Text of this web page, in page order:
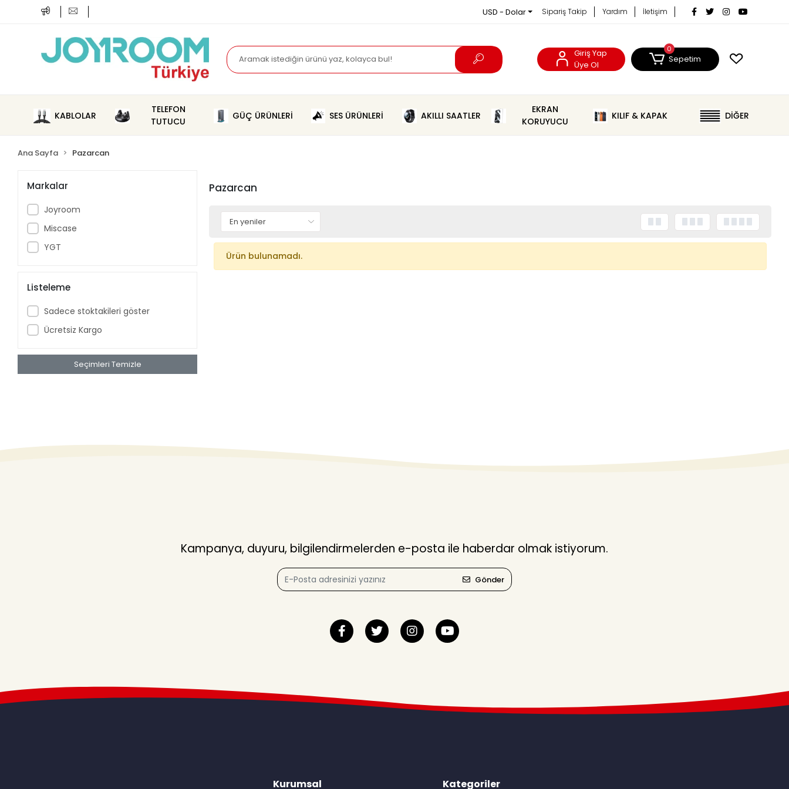
USD - Dolar Sipariş Takip Yardım İletişim
Giriş Yap
Üye Ol
0
Sepetim
KABLOLAR
TELEFON
TUTUCU
GÜÇ ÜRÜNLERİ SES ÜRÜNLERİ AKILLI SAATLER
EKRAN
KORUYUCU
KILIF & KAPAK DİĞER
Ana Sayfa Pazarcan
Markalar
Joyroom
Miscase
YGT
Listeleme
Sadece stoktakileri göster
Ücretsiz Kargo
Seçimleri Temizle
Pazarcan
Ürün bulunamadı.
Kampanya, duyuru, bilgilendirmelerden e-posta ile haberdar olmak istiyorum.
Gönder
Kurumsal Kategoriler